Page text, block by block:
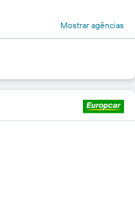
Mostrar agências